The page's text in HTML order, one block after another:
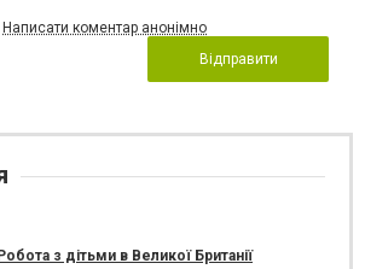
Написати коментар анонімно
Відправити
Робота з дітьми в Великої Британії